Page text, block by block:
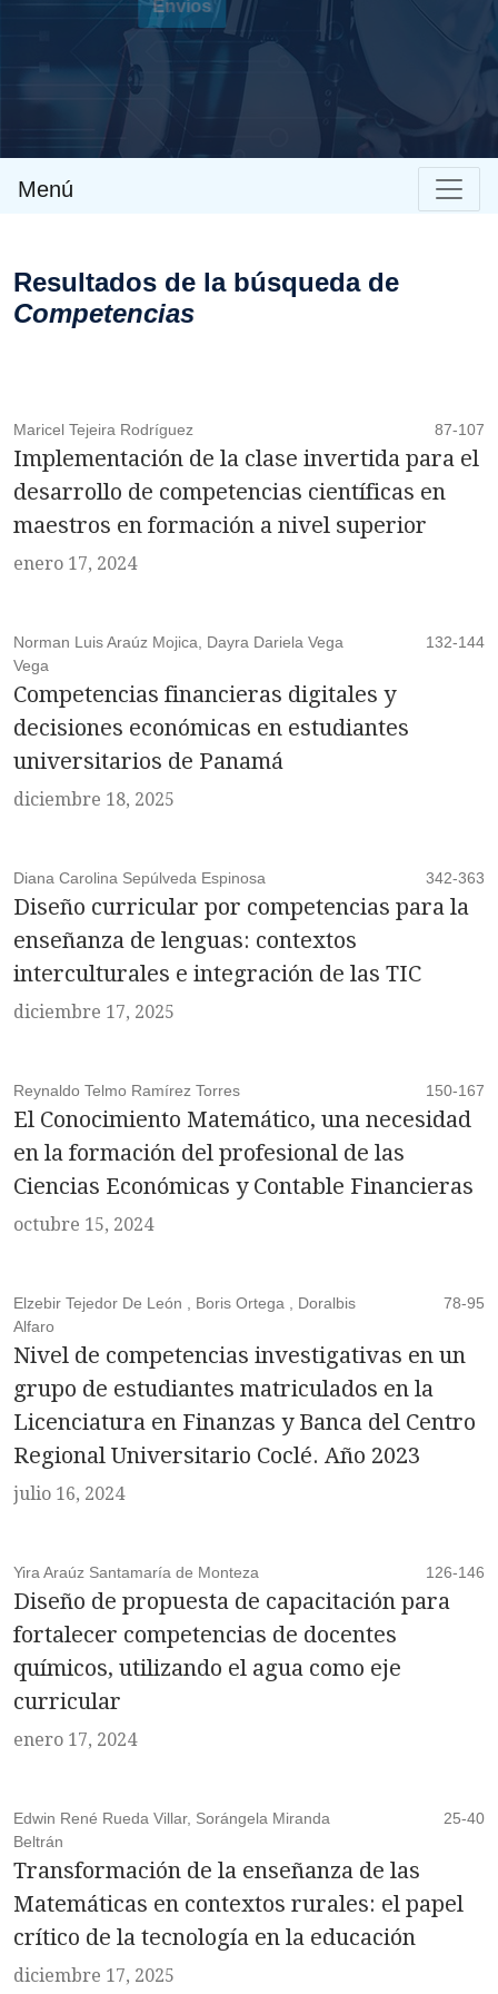
Envíos
Menú
Resultados de la búsqueda de
Competencias
Maricel Tejeira Rodríguez 87-107
Implementación de la clase invertida para el
desarrollo de competencias científicas en
maestros en formación a nivel superior
enero 17, 2024
Norman Luis Araúz Mojica, Dayra Dariela Vega
Vega
132-144
Competencias financieras digitales y
decisiones económicas en estudiantes
universitarios de Panamá
diciembre 18, 2025
Diana Carolina Sepúlveda Espinosa 342-363
Diseño curricular por competencias para la
enseñanza de lenguas: contextos
interculturales e integración de las TIC
diciembre 17, 2025
Reynaldo Telmo Ramírez Torres 150-167
El Conocimiento Matemático, una necesidad
en la formación del profesional de las
Ciencias Económicas y Contable Financieras
octubre 15, 2024
Elzebir Tejedor De León , Boris Ortega , Doralbis
Alfaro
78-95
Nivel de competencias investigativas en un
grupo de estudiantes matriculados en la
Licenciatura en Finanzas y Banca del Centro
Regional Universitario Coclé. Año 2023
julio 16, 2024
Yira Araúz Santamaría de Monteza 126-146
Diseño de propuesta de capacitación para
fortalecer competencias de docentes
químicos, utilizando el agua como eje
curricular
enero 17, 2024
Edwin René Rueda Villar, Sorángela Miranda
Beltrán
25-40
Transformación de la enseñanza de las
Matemáticas en contextos rurales: el papel
crítico de la tecnología en la educación
diciembre 17, 2025